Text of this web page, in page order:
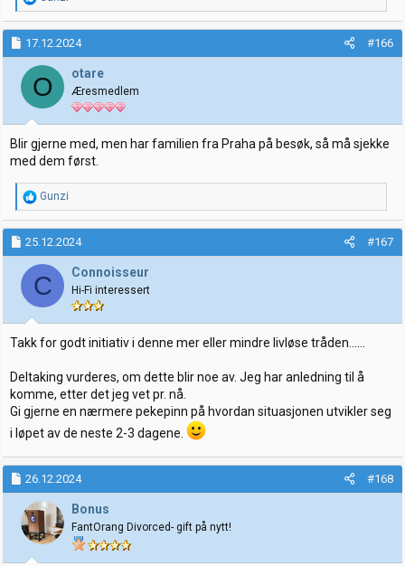
e
a
k
s
j
o
n
e
r
:
17.12.2024 #166
O otare
Æresmedlem
Blir gjerne med, men har familien fra Praha på besøk, så må sjekke
med dem først.
R
e
a
k
s
j
o
n
e
r
:
Gunzi
25.12.2024 #167
C Connoisseur
Hi-Fi interessert
Takk for godt initiativ i denne mer eller mindre livløse tråden......
Deltaking vurderes, om dette blir noe av. Jeg har anledning til å
komme, etter det jeg vet pr. nå.
Gi gjerne en nærmere pekepinn på hvordan situasjonen utvikler seg
i løpet av de neste 2-3 dagene.
26.12.2024 #168
Bonus
FantOrang Divorced- gift på nytt!